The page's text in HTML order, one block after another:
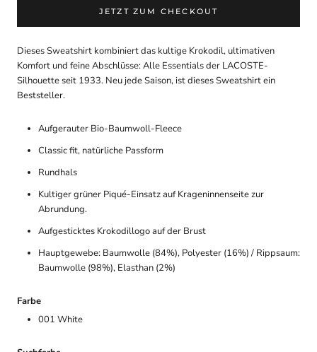
JETZT ZUM CHECKOUT
Dieses Sweatshirt kombiniert das kultige Krokodil, ultimativen
Komfort und feine Abschlüsse: Alle Essentials der LACOSTE-
Silhouette seit 1933. Neu jede Saison, ist dieses Sweatshirt ein
Beststeller.
Aufgerauter Bio-Baumwoll-Fleece
Classic fit, natürliche Passform
Rundhals
Kultiger grüner Piqué-Einsatz auf Krageninnenseite zur
Abrundung.
Aufgesticktes Krokodillogo auf der Brust
Hauptgewebe: Baumwolle (84%), Polyester (16%) / Rippsaum:
Baumwolle (98%), Elasthan (2%)
Farbe
001 White